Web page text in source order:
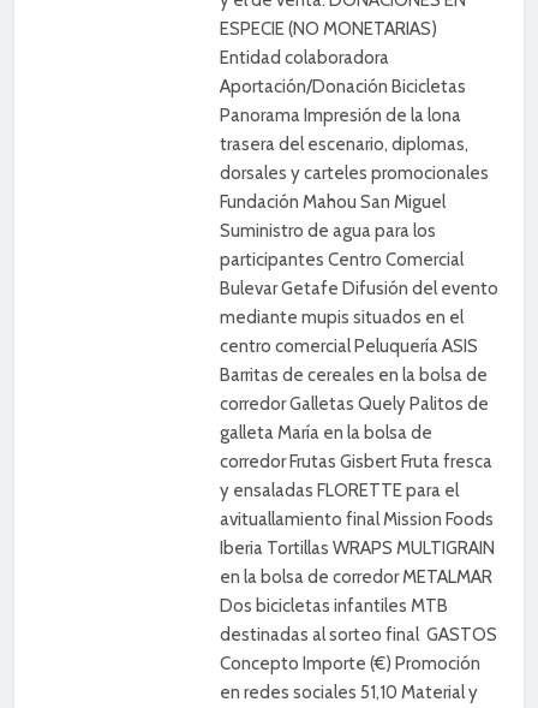
ESPECIE (NO MONETARIAS)
Entidad colaboradora
Aportación/Donación Bicicletas
Panorama Impresión de la lona
trasera del escenario, diplomas,
dorsales y carteles promocionales
Fundación Mahou San Miguel
Suministro de agua para los
participantes Centro Comercial
Bulevar Getafe Difusión del evento
mediante mupis situados en el
centro comercial Peluquería ASIS
Barritas de cereales en la bolsa de
corredor Galletas Quely Palitos de
galleta María en la bolsa de
corredor Frutas Gisbert Fruta fresca
y ensaladas FLORETTE para el
avituallamiento final Mission Foods
Iberia Tortillas WRAPS MULTIGRAIN
en la bolsa de corredor METALMAR
Dos bicicletas infantiles MTB
destinadas al sorteo final GASTOS
Concepto Importe (€) Promoción
en redes sociales 51,10 Material y